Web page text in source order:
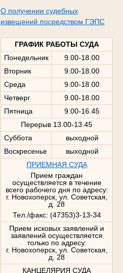
О получении судебных
извещений посредством ГЭПС
ГРАФИК РАБОТЫ СУДА
Понедельник
9.00-18.00
Вторник
9.00-18.00
Среда
9.00-18.00
Четверг
9.00-18.00
Пятница
9.00-16.45
Перерыв 13.00-13.45
Суббота
выходной
Воскресенье
выходной
ПРИЕМНАЯ СУДА
Прием граждан
осуществляется в течение
всего рабочего дня по адресу:
г. Новохоперск, ул. Советская,
д. 28
Тел./факс: (47353)3-13-34
Прием исковых заявлений и
заявлений осуществляется
только по адресу:
г. Новохоперск, ул. Советская,
д. 28
КАНЦЕЛЯРИЯ СУДА